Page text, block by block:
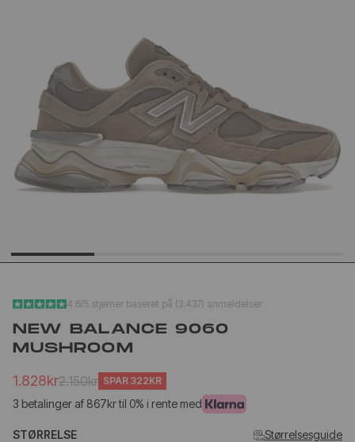
YEEZY SLIDE YS-01
CREAM
499kr650kr
YEEZY
FUDGE
499kr
4.6/5 stjerner baseret på (3.437) anmeldelser
NEW BALANCE 9060
MUSHROOM
1.828kr2.150kr SPAR 322KR
3 betalinger af 867kr til 0% i rente med
STØRRELSE Størrelsesguide